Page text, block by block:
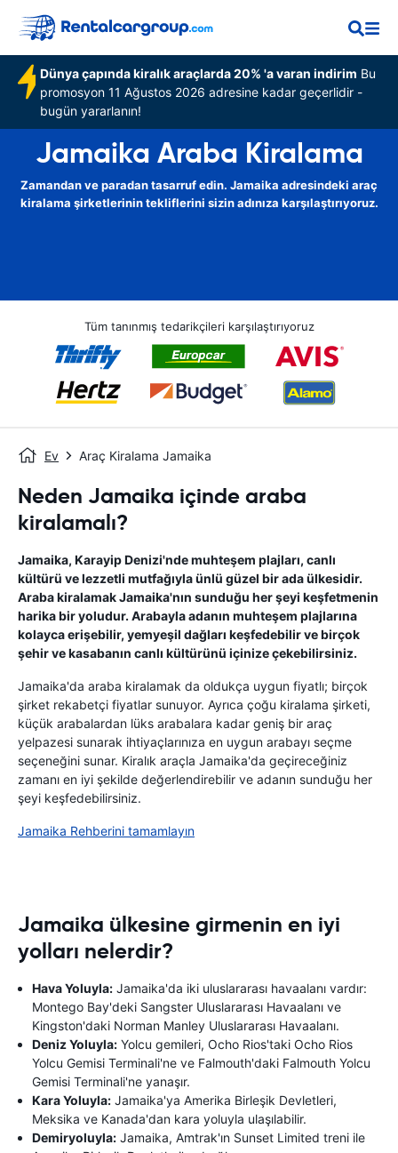
Dünya çapında kiralık araçlarda 20% 'a varan indirim Bu
promosyon 11 Ağustos 2026 adresine kadar geçerlidir -
bugün yararlanın!
Jamaika Araba Kiralama
Zamandan ve paradan tasarruf edin. Jamaika adresindeki araç
kiralama şirketlerinin tekliflerini sizin adınıza karşılaştırıyoruz.
Tüm tanınmış tedarikçileri karşılaştırıyoruz
Ev Araç Kiralama Jamaika
Neden Jamaika içinde araba
kiralamalı?
Jamaika, Karayip Denizi'nde muhteşem plajları, canlı
kültürü ve lezzetli mutfağıyla ünlü güzel bir ada ülkesidir.
Araba kiralamak Jamaika'nın sunduğu her şeyi keşfetmenin
harika bir yoludur. Arabayla adanın muhteşem plajlarına
kolayca erişebilir, yemyeşil dağları keşfedebilir ve birçok
şehir ve kasabanın canlı kültürünü içinize çekebilirsiniz.
Jamaika'da araba kiralamak da oldukça uygun fiyatlı; birçok
şirket rekabetçi fiyatlar sunuyor. Ayrıca çoğu kiralama şirketi,
küçük arabalardan lüks arabalara kadar geniş bir araç
yelpazesi sunarak ihtiyaçlarınıza en uygun arabayı seçme
seçeneğini sunar. Kiralık araçla Jamaika'da geçireceğiniz
zamanı en iyi şekilde değerlendirebilir ve adanın sunduğu her
şeyi keşfedebilirsiniz.
Jamaika Rehberini tamamlayın
Jamaika ülkesine girmenin en iyi
yolları nelerdir?
Hava Yoluyla: Jamaika'da iki uluslararası havaalanı vardır:
Montego Bay'deki Sangster Uluslararası Havaalanı ve
Kingston'daki Norman Manley Uluslararası Havaalanı.
Deniz Yoluyla: Yolcu gemileri, Ocho Rios'taki Ocho Rios
Yolcu Gemisi Terminali'ne ve Falmouth'daki Falmouth Yolcu
Gemisi Terminali'ne yanaşır.
Kara Yoluyla: Jamaika'ya Amerika Birleşik Devletleri,
Meksika ve Kanada'dan kara yoluyla ulaşılabilir.
Demiryoluyla: Jamaika, Amtrak'ın Sunset Limited treni ile